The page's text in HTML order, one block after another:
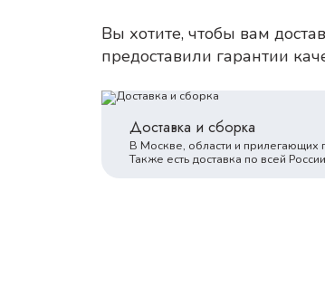
Вы хотите, чтобы вам
предоставили гарантии
Доставка и сборка
В Москве, области и прилегающих
Также есть доставка по всей